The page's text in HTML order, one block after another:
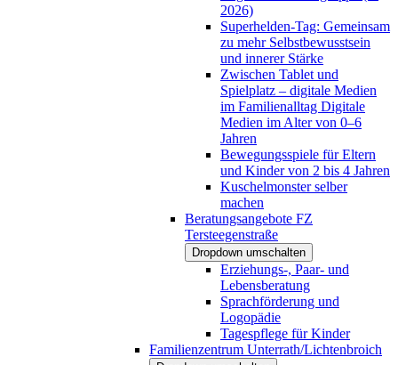
2026)
Superhelden-Tag: Gemeinsam
zu mehr Selbstbewusstsein
und innerer Stärke
Zwischen Tablet und
Spielplatz – digitale Medien
im Familienalltag Digitale
Medien im Alter von 0–6
Jahren
Bewegungsspiele für Eltern
und Kinder von 2 bis 4 Jahren
Kuschelmonster selber
machen
Beratungsangebote FZ
Tersteegenstraße
Dropdown umschalten
Erziehungs-, Paar- und
Lebensberatung
Sprachförderung und
Logopädie
Tagespflege für Kinder
Familienzentrum Unterrath/Lichtenbroich